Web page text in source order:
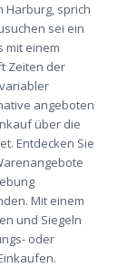
Harburg, sprich
sei ein
mit einem
Zeiten der
angeboten
über die
Entdecken Sie
Mit einem
und Siegeln
oder